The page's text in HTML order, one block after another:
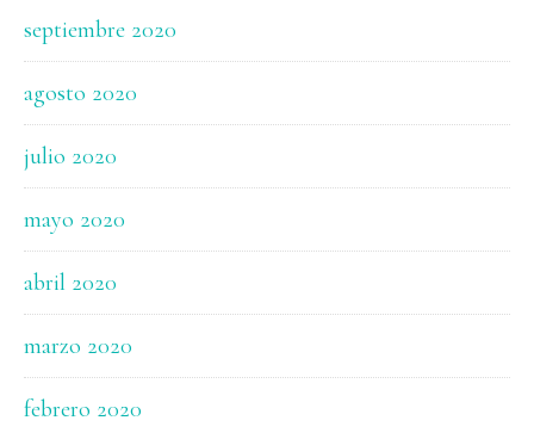
septiembre 2020
agosto 2020
julio 2020
mayo 2020
abril 2020
marzo 2020
febrero 2020